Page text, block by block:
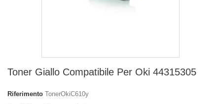
Toner Giallo Compatibile Per Oki 44315305
Riferimento TonerOkiC610y